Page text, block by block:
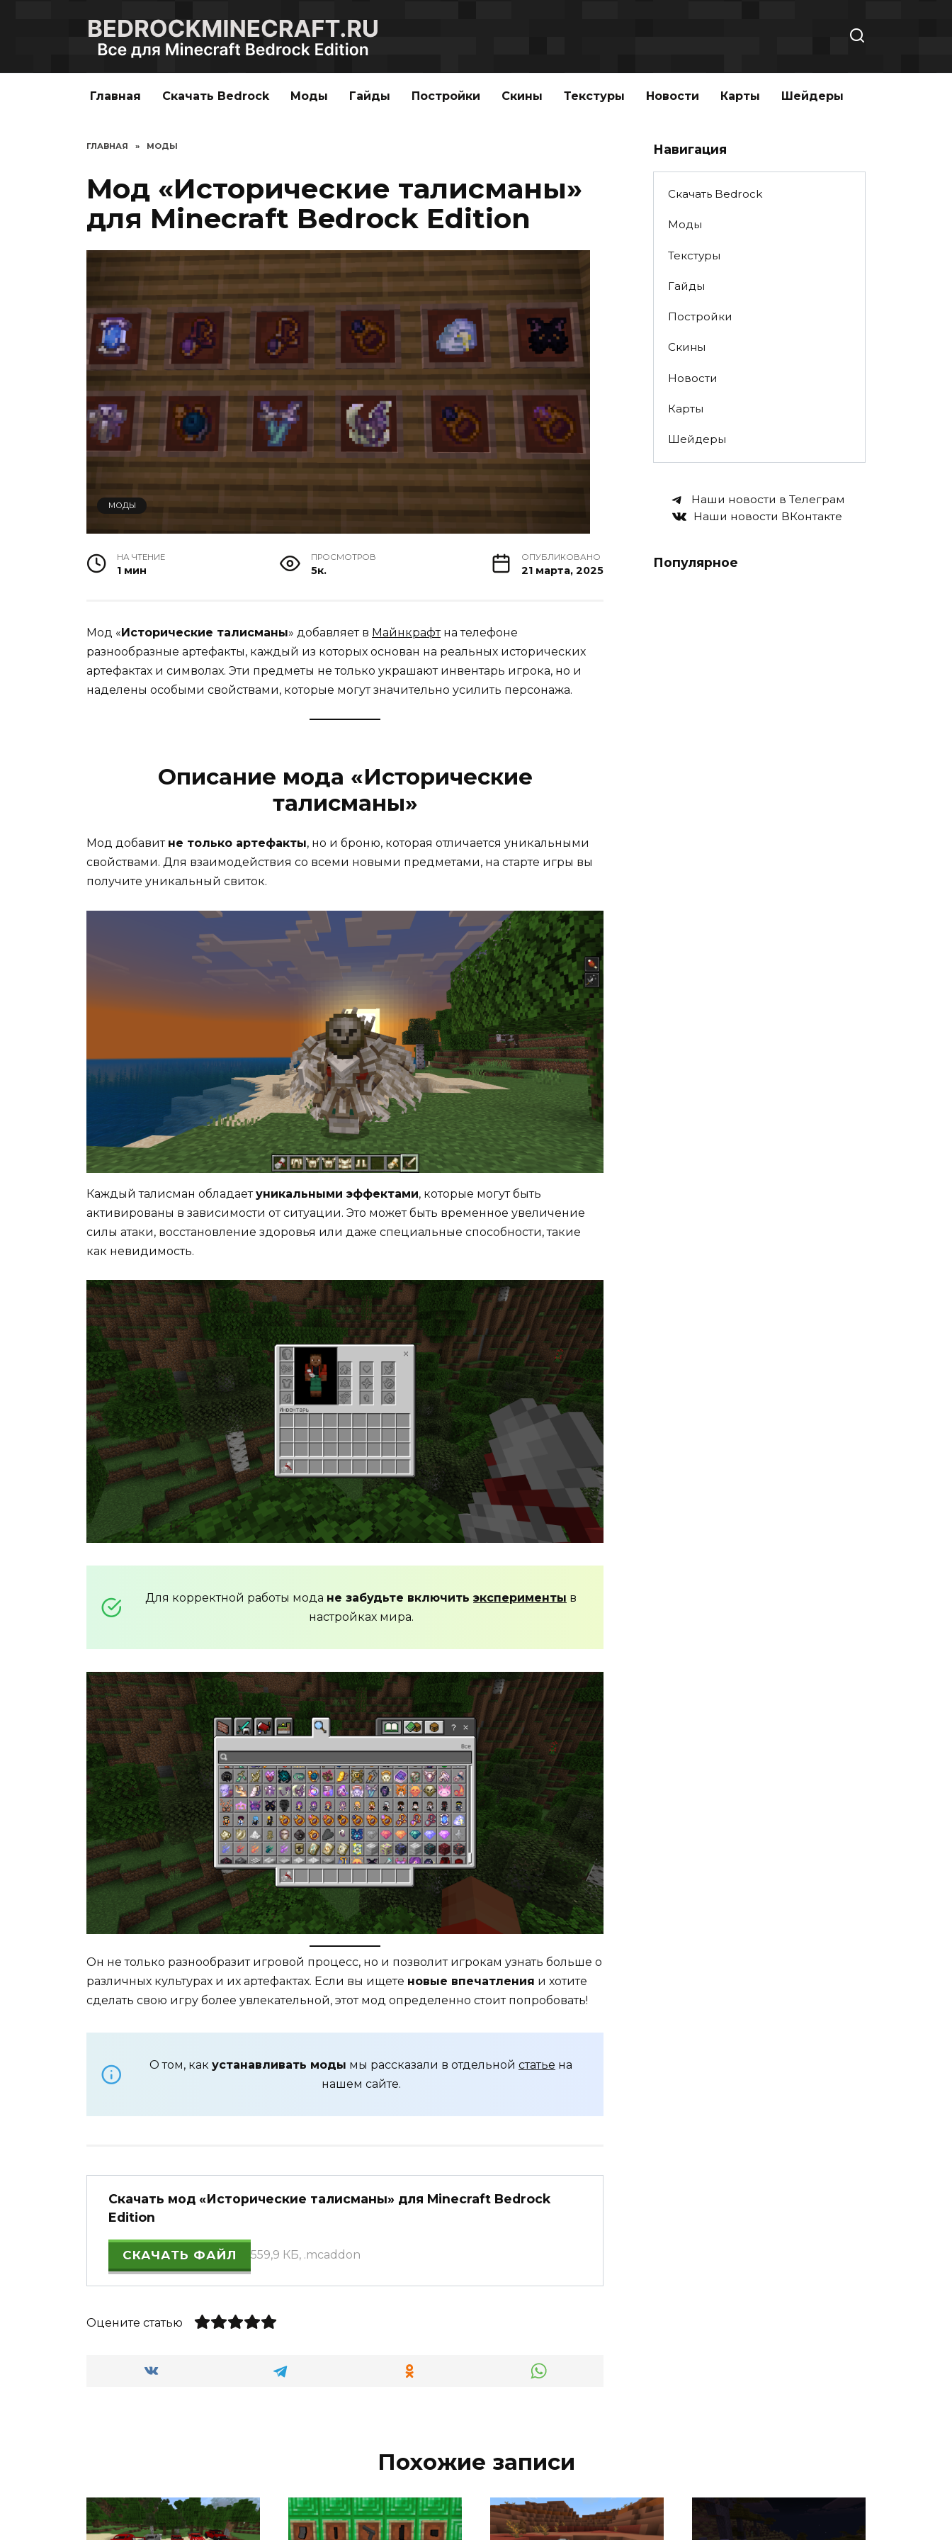
Главная Скачать Bedrock Моды Гайды Постройки Скины Текстуры Новости Карты Шейдеры
ГЛАВНАЯ » МОДЫ
Мод «Исторические талисманы»
для Minecraft Bedrock Edition
МОДЫ
НА ЧТЕНИЕ
1 мин
ПРОСМОТРОВ
5к.
ОПУБЛИКОВАНО
21 марта, 2025
Мод «Исторические талисманы» добавляет в Майнкрафтна телефоне
разнообразные артефакты, каждый из которых основан на реальных исторических
артефактах и символах. Эти предметы не только украшают инвентарь игрока, но и
наделены особыми свойствами, которые могут значительно усилить персонажа.
Описание мода «Исторические
талисманы»
Мод добавит не только артефакты, но и броню, которая отличается уникальными
свойствами. Для взаимодействия со всеми новыми предметами, на старте игры вы
получите уникальный свиток.
Каждый талисман обладаетуникальными эффектами, которые могут быть
активированы в зависимости от ситуации. Это может быть временное увеличение
силы атаки, восстановление здоровья или даже специальные способности, такие
как невидимость.
Для корректной работы мода не забудьте включить эксперименты в
настройках мира.
Он не только разнообразит игровой процесс, но и позволит игрокам узнать больше о
различных культурах и их артефактах. Если вы ищете новые впечатления и хотите
сделать свою игру более увлекательной, этот мод определенно стоит попробовать!
О том, как устанавливать моды мы рассказали в отдельной статье на
нашем сайте.
Скачать мод «Исторические талисманы» для Minecraft Bedrock
Edition
СКАЧАТЬ ФАЙЛ 559,9 КБ, .mcaddon
Оцените статью
Навигация
Скачать Bedrock
Моды
Текстуры
Гайды
Постройки
Скины
Новости
Карты
Шейдеры
Наши новости в Телеграм
Наши новости ВКонтакте
Популярное
Похожие записи